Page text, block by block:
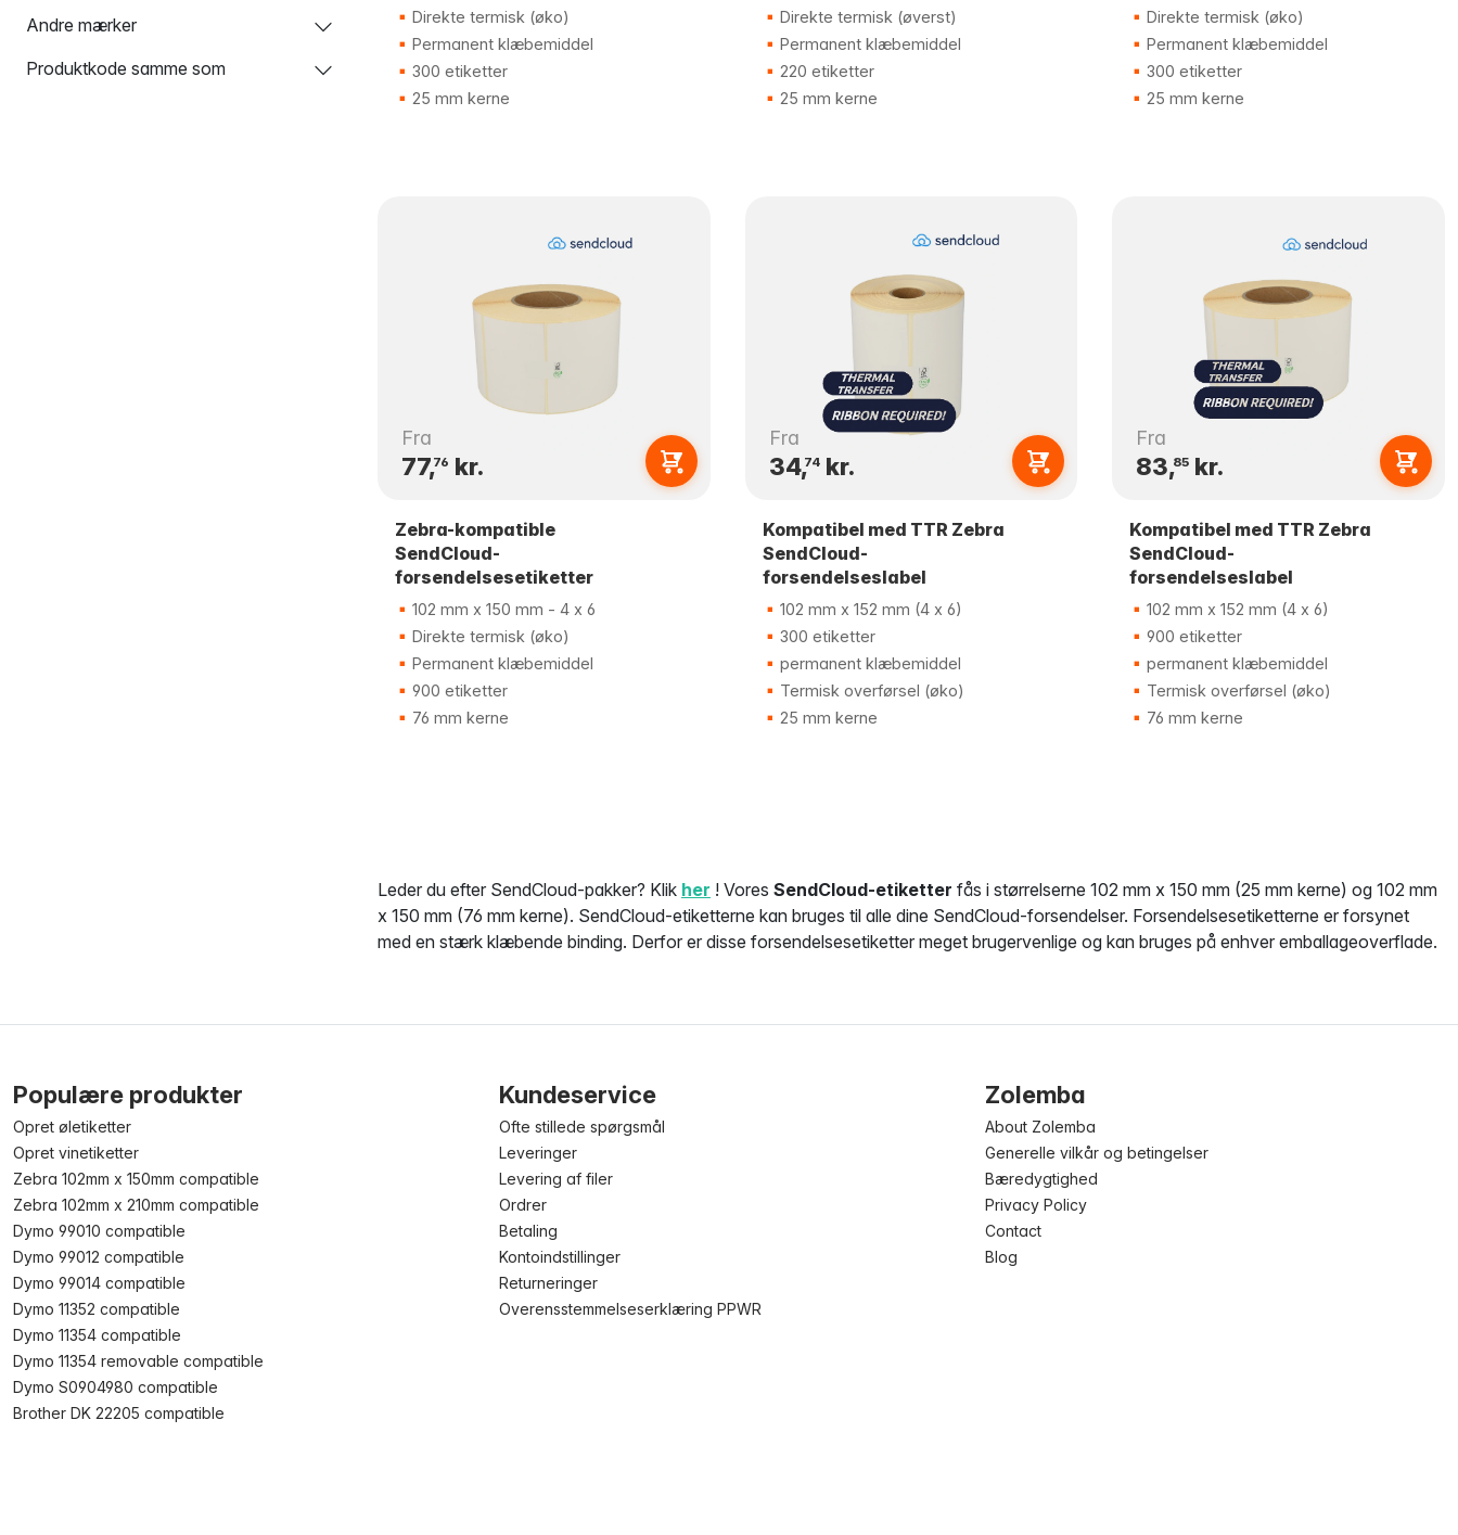
Andre mærker
Produktkode samme som
Direkte termisk (øko)
Permanent klæbemiddel
300 etiketter
25 mm kerne
Direkte termisk (øverst)
Permanent klæbemiddel
220 etiketter
25 mm kerne
Direkte termisk (øko)
Permanent klæbemiddel
300 etiketter
25 mm kerne
Fra
77,76 kr.
Zebra-kompatible
SendCloud-
forsendelsesetiketter
102 mm x 150 mm - 4 x 6
Direkte termisk (øko)
Permanent klæbemiddel
900 etiketter
76 mm kerne
Fra
34,74 kr.
Kompatibel med TTR Zebra
SendCloud-
forsendelseslabel
102 mm x 152 mm (4 x 6)
300 etiketter
permanent klæbemiddel
Termisk overførsel (øko)
25 mm kerne
Fra
83,85kr.
Kompatibel med TTR Zebra
SendCloud-
forsendelseslabel
102 mm x 152 mm (4 x 6)
900 etiketter
permanent klæbemiddel
Termisk overførsel (øko)
76 mm kerne
Leder du efter SendCloud-pakker? Klik her ! Vores SendCloud-etiketter fås i størrelserne 102 mm x 150 mm (25 mm kerne) og 102 mm
x 150 mm (76 mm kerne). SendCloud-etiketterne kan bruges til alle dine SendCloud-forsendelser. Forsendelsesetiketterne er forsynet
med en stærk klæbende binding. Derfor er disse forsendelsesetiketter meget brugervenlige og kan bruges på enhver emballageoverflade.
Populære produkter
Opret øletiketter
Opret vinetiketter
Zebra 102mm x 150mm compatible
Zebra 102mm x 210mm compatible
Dymo 99010 compatible
Dymo 99012 compatible
Dymo 99014 compatible
Dymo 11352 compatible
Dymo 11354 compatible
Dymo 11354 removable compatible
Dymo S0904980 compatible
Brother DK 22205 compatible
Kundeservice
Ofte stillede spørgsmål
Leveringer
Levering af filer
Ordrer
Betaling
Kontoindstillinger
Returneringer
Overensstemmelseserklæring PPWR
Zolemba
About Zolemba
Generelle vilkår og betingelser
Bæredygtighed
Privacy Policy
Contact
Blog